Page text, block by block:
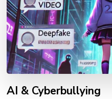
AI & Cyberbullying